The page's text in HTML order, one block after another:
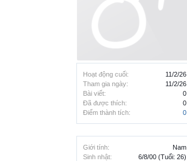
Hoạt động cuối:
11/2/26
Tham gia ngày:
11/2/26
Bài viết:
0
Đã được thích:
0
Điểm thành tích:
0
Giới tính:
Nam
Sinh nhật:
6/8/00 (Tuổi: 26)